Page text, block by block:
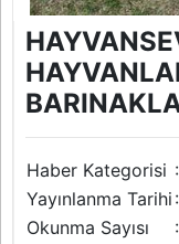
Haber Kategorisi :
Yayınlanma Tarihi
Okunma Sayısı